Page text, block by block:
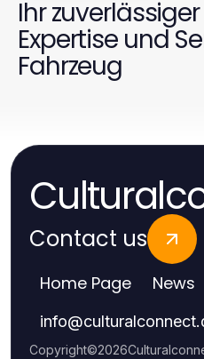
Ihr
Expertise und
Fahrzeug
Contact us
Home Page News
info@
Copyright©2026